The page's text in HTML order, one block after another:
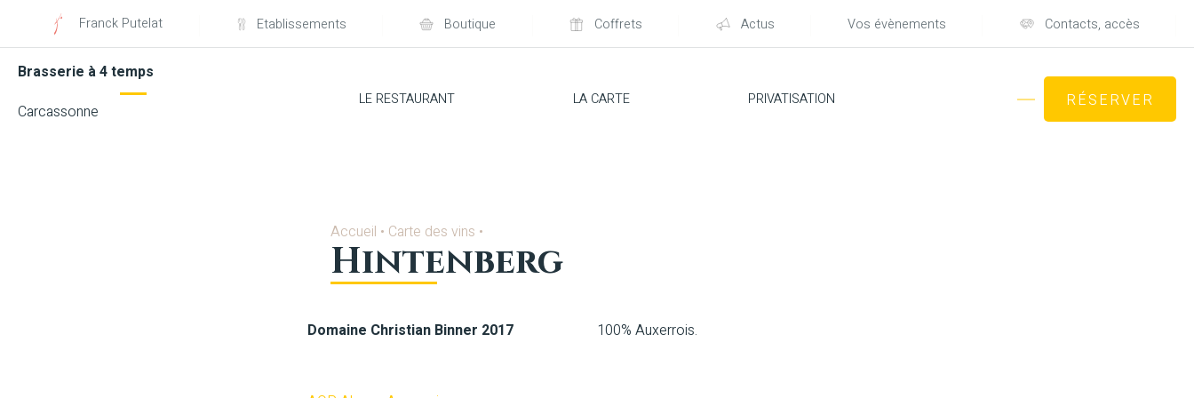
Franck Putelat Etablissements Boutique Coffrets Actus Vos évènements Contacts, accès
Brasserie à 4 temps
Carcassonne
LE RESTAURANT LA CARTE PRIVATISATION RÉSERVER
Accueil • Carte des vins •
Hintenberg
Domaine Christian Binner 2017
100% Auxerrois.